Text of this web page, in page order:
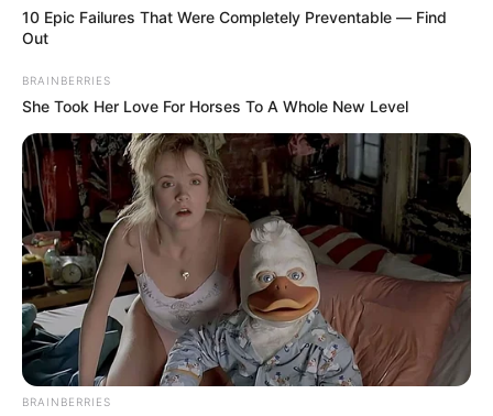
Dan solución a hombres
PAREJAS
Descubra la hora mágica:
La ciencia revela el mejor
momento para las
relaciones
ALERTA PAISA
¿Estás en una relación
10 Epic Failures That Were Completely Preventable — Find
Out
BRAINBERRIES
She Took Her Love For Horses To A Whole New Level
BRAINBERRIES